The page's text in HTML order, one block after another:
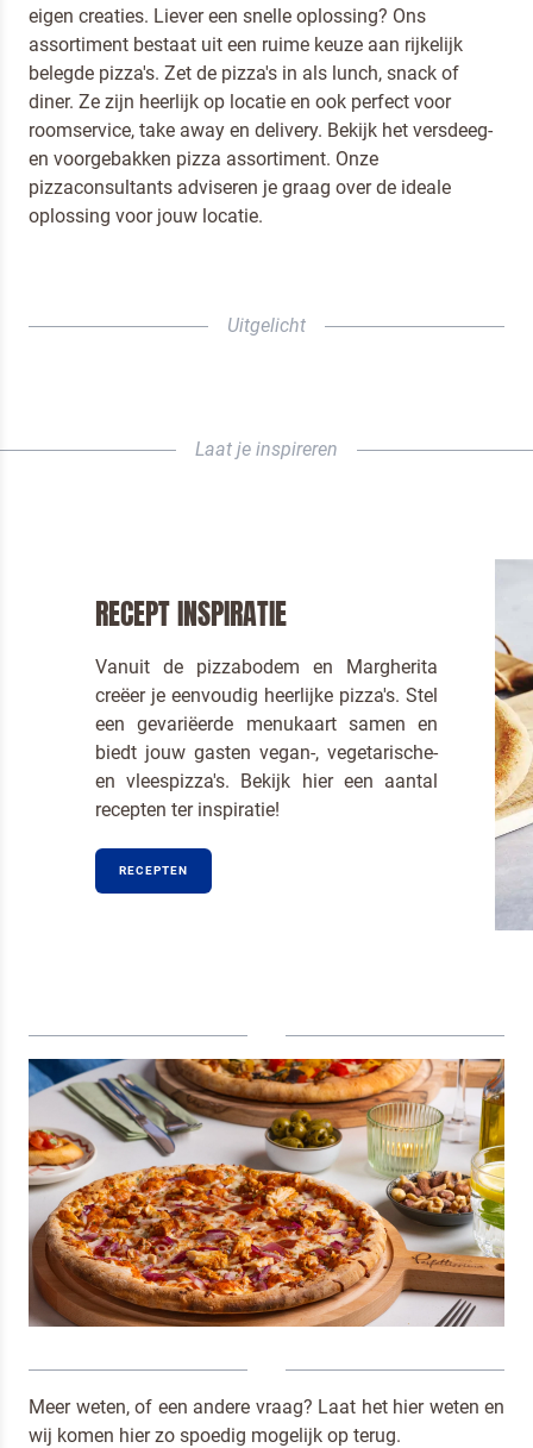
eigen creaties. Liever een snelle oplossing? Ons
assortiment bestaat uit een ruime keuze aan rijkelijk
belegde pizza's. Zet de pizza's in als lunch, snack of
diner. Ze zijn heerlijk op locatie en ook perfect voor
roomservice, take away en delivery. Bekijk het versdeeg-
en voorgebakken pizza assortiment. Onze
pizzaconsultants adviseren je graag over de ideale
oplossing voor jouw locatie.
Uitgelicht
Laat je inspireren
RECEPT INSPIRATIE
Vanuit de pizzabodem en Margherita
creëer je eenvoudig heerlijke pizza's. Stel
een gevariëerde menukaart samen en
biedt jouw gasten vegan-, vegetarische-
en vleespizza's. Bekijk hier een aantal
recepten ter inspiratie!
RECEPTEN
Meer weten, of een andere vraag? Laat het hier weten en
wij komen hier zo spoedig mogelijk op terug.
Terugbelverzoek
Om spam te bestrijden, selecteer hieronder de
afbeelding van deKwarktaart